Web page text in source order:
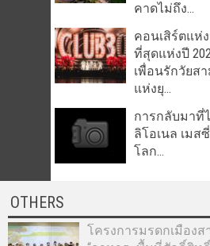
คาดไม่ถึง...
คอนเสิร์ตแห่
ที่สุดแห่งปี
เพื่อนรักวัยส
แห่งยุ...
การกลับมาที่
ลิโอเนล เมส
โลก...
OTHERS
โครงการมรดกเมือง